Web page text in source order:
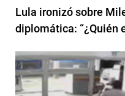
Lula ironizó sobre
diplomática: “¿Quién